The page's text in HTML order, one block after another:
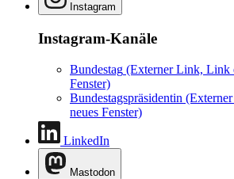
Instagram
Instagram-Kanäle
Bundestag (Externer Link, Link
Fenster)
Bundestagspräsidentin
neues Fenster)
LinkedIn
Mastodon